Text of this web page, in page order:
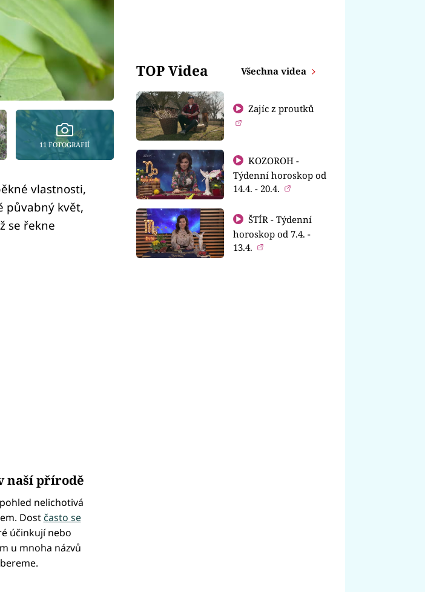
11 FOTOGRAFIÍ
vlastnosti,
půvabný květ,
se řekne
naší přírodě
nelichotivá
Dost často se
účinkují nebo
u mnoha názvů
TOP Videa Všechna videa
Zajíc z proutků
KOZOROH -
Týdenní horoskop od
14.4. - 20.4.
ŠTÍR - Týdenní
horoskop od 7.4. -
13.4.